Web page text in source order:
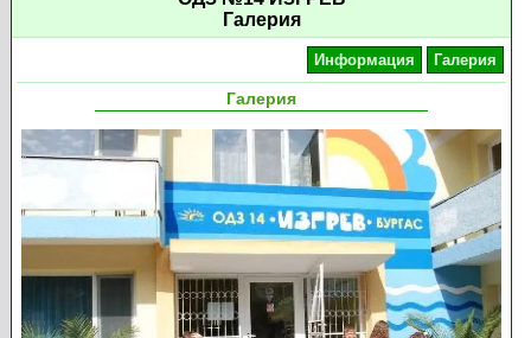
Галерия
Информация Галерия
Галерия